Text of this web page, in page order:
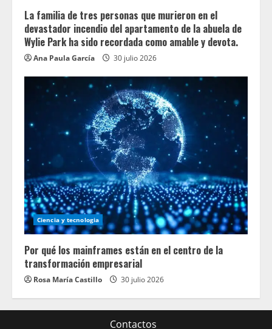
La familia de tres personas que murieron en el
devastador incendio del apartamento de la abuela de
Wylie Park ha sido recordada como amable y devota.
Ana Paula García 30 julio 2026
Ciencia y tecnologia
Por qué los mainframes están en el centro de la
transformación empresarial
Rosa María Castillo 30 julio 2026
Contactos